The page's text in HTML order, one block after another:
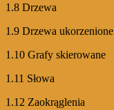
1.8 Drzewa
1.9 Drzewa ukorzenione
1.10 Grafy skierowane
1.11 Słowa
1.12 Zaokrąglenia